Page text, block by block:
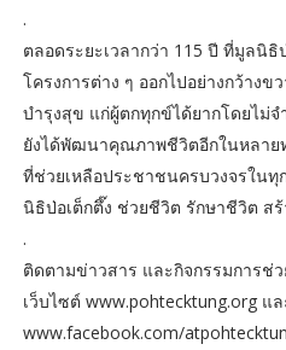
.
ตลอดระยะเวลากว่า 115 ปี ที่มูลนิ
โครงการต่าง ๆ ออกไปอย่างกว้างข
บำรุงสุข แก่ผู้ตกทุกข์ได้ยากโดยไม่
ยังได้พัฒนาคุณภาพชีวิตอีกในหลาย
ที่ช่วยเหลือประชาชนครบวงจรใน
นิธิป่อเต็กตึ๊ง ช่วยชีวิต รักษาชีวิต สร้
.
ติดตามข่าวสาร และกิจกรรมการช่
เว็บไซต์ www.pohtecktung.org แ
www.facebook.com/